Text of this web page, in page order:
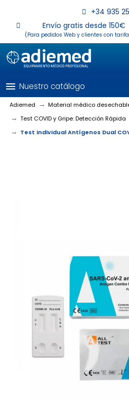
+34 935
Envío gratis desde 150€
(Para pedidos Web y clientes con tarifa
menu Nuestro catálogo
Adiemed
Material médico
Test COVID y Gripe: Detección Rápida
Test individual Antígenos Dual